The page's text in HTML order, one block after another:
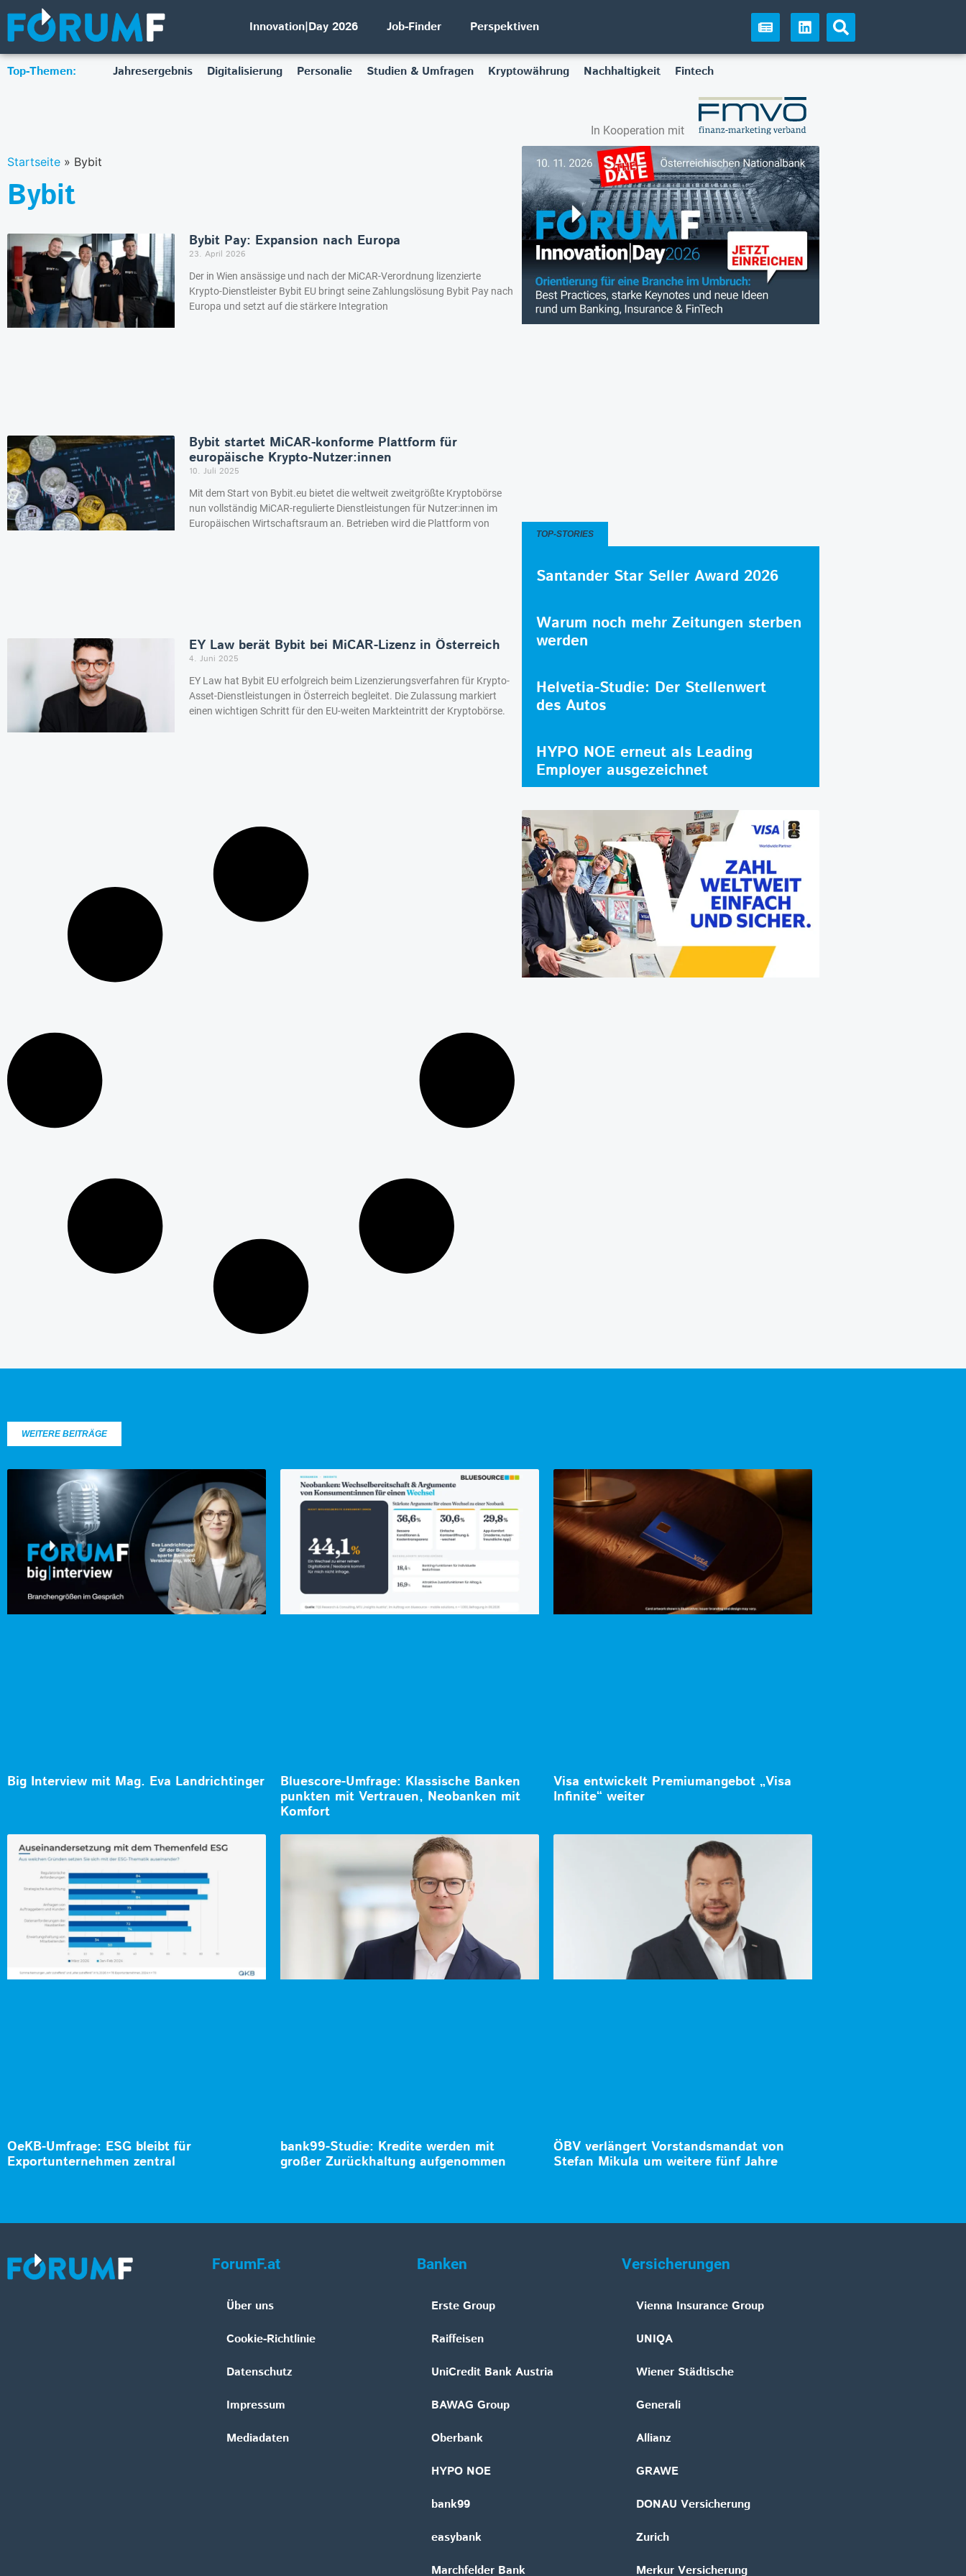
Innovation|Day 2026 Job-Finder Perspektiven
Top-Themen: Jahresergebnis Digitalisierung Personalie Studien & Umfragen Kryptowährung Nachhaltigkeit Fintech
In Kooperation mit
Startseite » Bybit
Bybit
Bybit Pay: Expansion nach Europa
23. April 2026
Der in Wien ansässige und nach der MiCAR-Verordnung lizenzierte
Krypto-Dienstleister Bybit EU bringt seine Zahlungslösung Bybit Pay nach
Europa und setzt auf die stärkere Integration
Bybit startet MiCAR-konforme Plattform für
europäische Krypto-Nutzer:innen
10. Juli 2025
Mit dem Start von Bybit.eu bietet die weltweit zweitgrößte Kryptobörse
nun vollständig MiCAR-regulierte Dienstleistungen für Nutzer:innen im
Europäischen Wirtschaftsraum an. Betrieben wird die Plattform von
EY Law berät Bybit bei MiCAR-Lizenz in Österreich
4. Juni 2025
EY Law hat Bybit EU erfolgreich beim Lizenzierungsverfahren für Krypto-
Asset-Dienstleistungen in Österreich begleitet. Die Zulassung markiert
einen wichtigen Schritt für den EU-weiten Markteintritt der Kryptobörse.
TOP-STORIES
Santander Star Seller Award 2026
Warum noch mehr Zeitungen sterben
werden
Helvetia-Studie: Der Stellenwert
des Autos
HYPO NOE erneut als Leading
Employer ausgezeichnet
WEITERE BEITRÄGE
Big Interview mit Mag. Eva Landrichtinger
Bluescore-Umfrage: Klassische Banken
punkten mit Vertrauen, Neobanken mit
Komfort
Visa entwickelt Premiumangebot „Visa
Infinite“ weiter
OeKB-Umfrage: ESG bleibt für
Exportunternehmen zentral
bank99-Studie: Kredite werden mit
großer Zurückhaltung aufgenommen
ÖBV verlängert Vorstandsmandat von
Stefan Mikula um weitere fünf Jahre
ForumF.at
Über uns
Cookie-Richtlinie
Datenschutz
Impressum
Mediadaten
Banken
Erste Group
Raiffeisen
UniCredit Bank Austria
BAWAG Group
Oberbank
HYPO NOE
bank99
easybank
Marchfelder Bank
Versicherungen
Vienna Insurance Group
UNIQA
Wiener Städtische
Generali
Allianz
GRAWE
DONAU Versicherung
Zurich
Merkur Versicherung